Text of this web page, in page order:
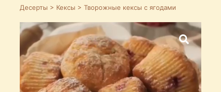
Десерты > Кексы > Творожные кексы с ягодами